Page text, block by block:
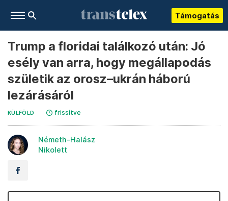
Támogatás
Trump a floridai találkozó után: Jó
esély van arra, hogy megállapodás
születik az orosz–ukrán háború
lezárásáról
KÜLFÖLD frissítve
Németh-Halász
Nikolett